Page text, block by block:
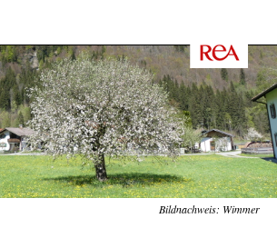
Bildnachweis: Wimmer